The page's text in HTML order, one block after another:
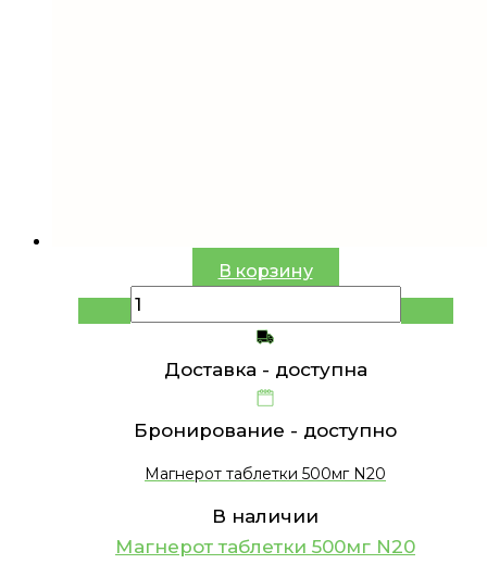
В корзину
Доставка - доступна
Бронирование - доступно
Магнерот таблетки 500мг N20
В наличии
Магнерот таблетки 500мг N20